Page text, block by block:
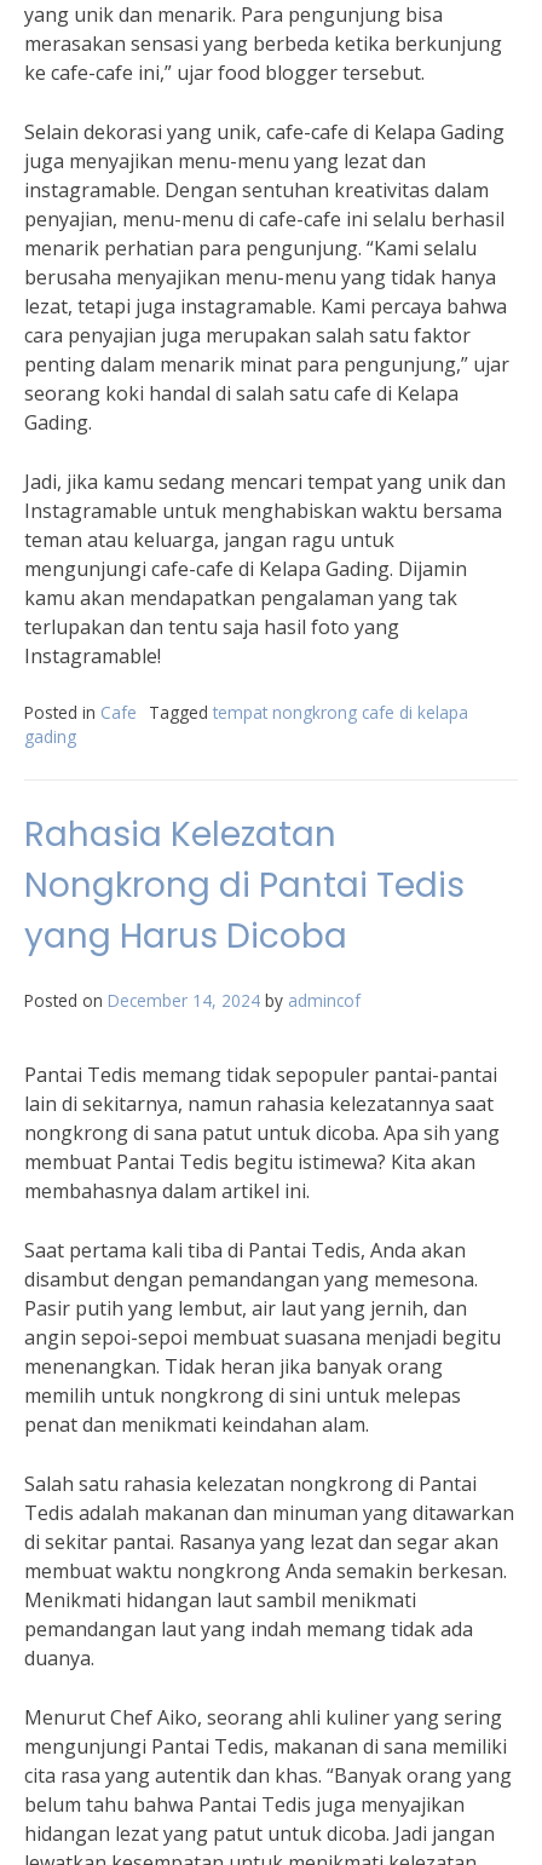
yang unik dan menarik. Para pengunjung bisa
merasakan sensasi yang berbeda ketika berkunjung
ke cafe-cafe ini,” ujar food blogger tersebut.
Selain dekorasi yang unik, cafe-cafe di Kelapa Gading
juga menyajikan menu-menu yang lezat dan
instagramable. Dengan sentuhan kreativitas dalam
penyajian, menu-menu di cafe-cafe ini selalu berhasil
menarik perhatian para pengunjung. “Kami selalu
berusaha menyajikan menu-menu yang tidak hanya
lezat, tetapi juga instagramable. Kami percaya bahwa
cara penyajian juga merupakan salah satu faktor
penting dalam menarik minat para pengunjung,” ujar
seorang koki handal di salah satu cafe di Kelapa
Gading.
Jadi, jika kamu sedang mencari tempat yang unik dan
Instagramable untuk menghabiskan waktu bersama
teman atau keluarga, jangan ragu untuk
mengunjungi cafe-cafe di Kelapa Gading. Dijamin
kamu akan mendapatkan pengalaman yang tak
terlupakan dan tentu saja hasil foto yang
Instagramable!
Posted in Cafe Tagged tempat nongkrong cafe di kelapa
gading
Rahasia Kelezatan
Nongkrong di Pantai Tedis
yang Harus Dicoba
Posted on December 14, 2024 by admincof
Pantai Tedis memang tidak sepopuler pantai-pantai
lain di sekitarnya, namun rahasia kelezatannya saat
nongkrong di sana patut untuk dicoba. Apa sih yang
membuat Pantai Tedis begitu istimewa? Kita akan
membahasnya dalam artikel ini.
Saat pertama kali tiba di Pantai Tedis, Anda akan
disambut dengan pemandangan yang memesona.
Pasir putih yang lembut, air laut yang jernih, dan
angin sepoi-sepoi membuat suasana menjadi begitu
menenangkan. Tidak heran jika banyak orang
memilih untuk nongkrong di sini untuk melepas
penat dan menikmati keindahan alam.
Salah satu rahasia kelezatan nongkrong di Pantai
Tedis adalah makanan dan minuman yang ditawarkan
di sekitar pantai. Rasanya yang lezat dan segar akan
membuat waktu nongkrong Anda semakin berkesan.
Menikmati hidangan laut sambil menikmati
pemandangan laut yang indah memang tidak ada
duanya.
Menurut Chef Aiko, seorang ahli kuliner yang sering
mengunjungi Pantai Tedis, makanan di sana memiliki
cita rasa yang autentik dan khas. “Banyak orang yang
belum tahu bahwa Pantai Tedis juga menyajikan
hidangan lezat yang patut untuk dicoba. Jadi jangan